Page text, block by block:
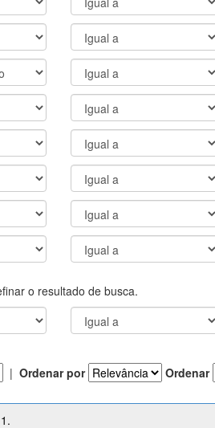
o resultado de busca.
| Ordenar por Ordenar